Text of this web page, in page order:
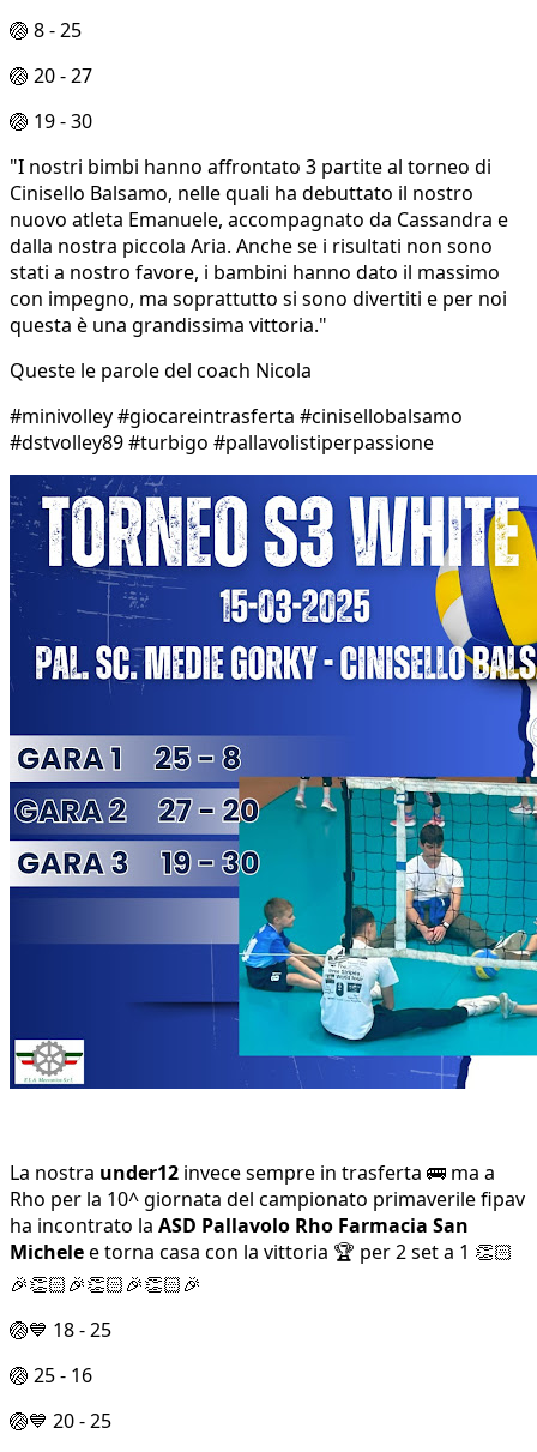
🏐 8 - 25
🏐 20 - 27
🏐 19 - 30
"I nostri bimbi hanno affrontato 3 partite al torneo di
Cinisello Balsamo, nelle quali ha debuttato il nostro
nuovo atleta Emanuele, accompagnato da Cassandra e
dalla nostra piccola Aria. Anche se i risultati non sono
stati a nostro favore, i bambini hanno dato il massimo
con impegno, ma soprattutto si sono divertiti e per noi
questa è una grandissima vittoria."
Queste le parole del coach Nicola
#minivolley #giocareintrasferta #cinisellobalsamo
#dstvolley89 #turbigo #pallavolistiperpassione
La nostra under12 invece sempre in trasferta 🚌 ma a
Rho per la 10^ giornata del campionato primaverile fipav
ha incontrato la ASD Pallavolo Rho Farmacia San
Michelee torna casa con la vittoria 🏆 per 2 set a 1 👏🏻
🎉👏🏻🎉👏🏻🎉👏🏻🎉
🏐💙 18 - 25
🏐 25 - 16
🏐💙 20 - 25